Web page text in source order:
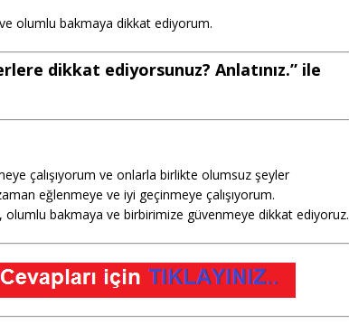
olumlu bakmaya dikkat ediyorum.
dikkat ediyorsunuz? Anlatınız.” ile
çalışıyorum ve onlarla birlikte olumsuz şeyler
eğlenmeye ve iyi geçinmeye çalışıyorum.
olumlu bakmaya ve birbirimize güvenmeye dikkat ediyoruz.